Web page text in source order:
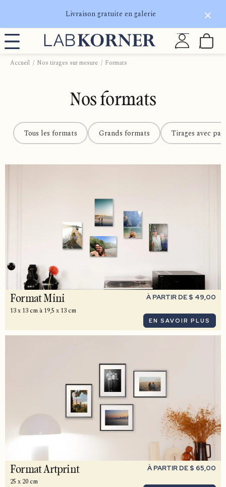
Livraison gratuite en galerie
Accueil Nos tirages sur mesure Formats
Nos formats
Tous les formats Grands formats Tirages avec
Format Mini
13 x 13 cm à 19,5 x 13 cm
À PARTIR DE $ 49,00
EN SAVOIR PLUS
Format Artprint
25 x 20 cm
À PARTIR DE $ 65,00